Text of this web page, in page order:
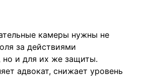
камеры нужны не
за действиями
но и для их же защиты.
адвокат, снижает уровень